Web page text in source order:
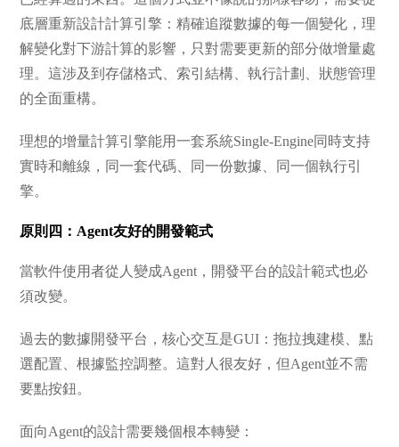
底層重新設計計算引擎：精確追蹤數據的每一個變化，理
解變化對下游計算的影響，只對需要更新的部分做增量處
理。這涉及到存儲格式、索引結構、執行計劃、狀態管理
的全面重構。
理想的增量計算引擎能用一套系統Single-Engine同時支持
實時和離線，同一套代碼、同一份數據、同一個執行引
擎。
原則四：Agent友好的開發範式
當軟件使用者從人變成Agent，開發平台的設計範式也必
須改變。
過去的數據開發平台，核心交互是GUI：拖拉拽建模、點
選配置、根據監控調整。這對人很友好，但Agent並不需
要點按鈕。
面向Agent的設計需要幾個根本轉變：